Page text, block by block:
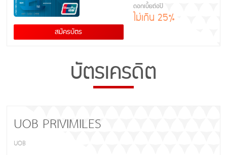
สมัครบัตร
ดอกเบี้ยต่อปี
ไม่เกิน 25%
บัตรเครดิต
UOB PRIVIMILES
UOB